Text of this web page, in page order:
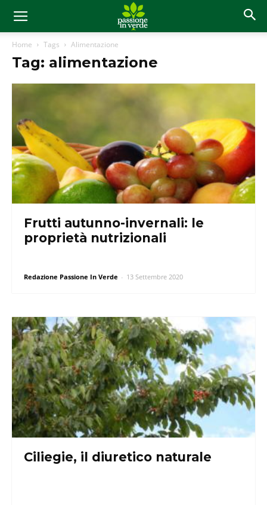
Home Tags Alimentazione
Tag: alimentazione
Frutti autunno-invernali: le
proprietà nutrizionali
Redazione Passione In Verde - 13 Settembre 2020
Ciliegie, il diuretico naturale